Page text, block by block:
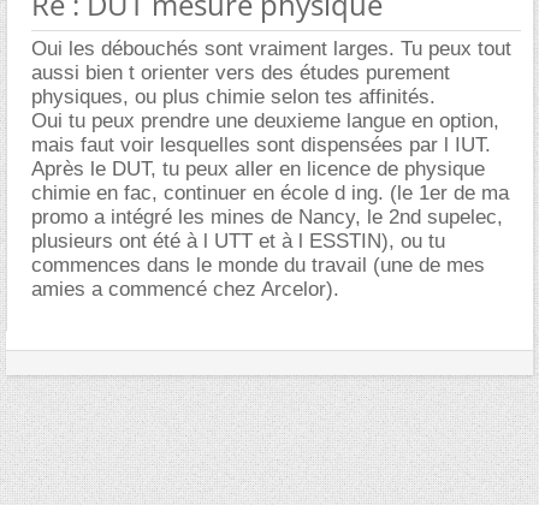
Oui les débouchés sont vraiment larges. Tu peux tout
aussi bien t orienter vers des études purement
physiques, ou plus chimie selon tes affinités.
Oui tu peux prendre une deuxieme langue en option,
mais faut voir lesquelles sont dispensées par l IUT.
Après le DUT, tu peux aller en licence de physique
chimie en fac, continuer en école d ing. (le 1er de ma
promo a intégré les mines de Nancy, le 2nd supelec,
plusieurs ont été à l UTT et à l ESSTIN), ou tu
commences dans le monde du travail (une de mes
amies a commencé chez Arcelor).